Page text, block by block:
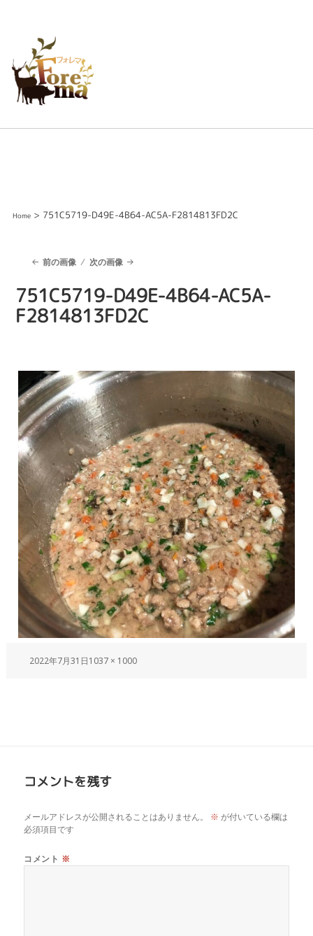
Home> 751C5719-D49E-4B64-AC5A-F2814813FD2C
前の画像 次の画像
751C5719-D49E-4B64-AC5A-
F2814813FD2C
2022年7月31日1037 × 1000
コメントを残す
メールアドレスが公開されることはありません。 ※ が付いている欄は
必須項目です
コメント ※